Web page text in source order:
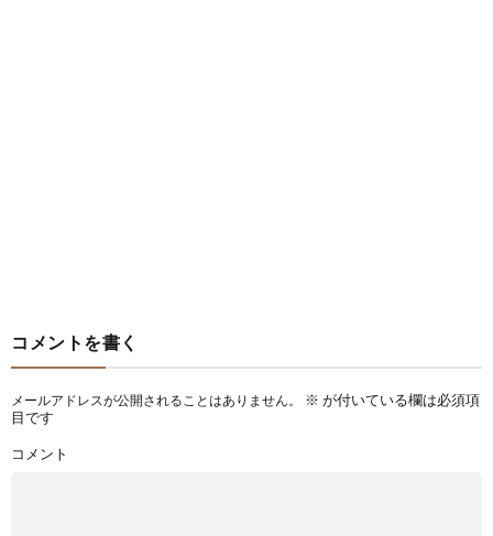
コメントを書く
メールアドレスが公開されることはありません。 ※ が付いている欄は必須項
目です
コメント